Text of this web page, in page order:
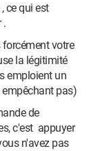
ce qui est
.
forcément votre
la légitimité
emploient un
empêchant pas)
de
c'est appuyer
n'avez pas